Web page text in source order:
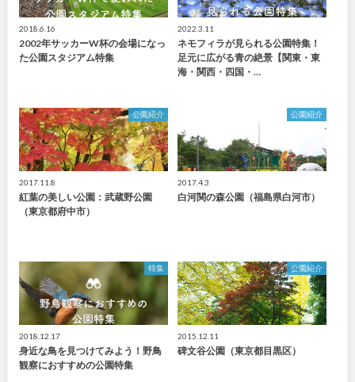
特徴で探す
2018.6.16
2002年サッカーW杯の会場になっ
た公園スタジアム特集
2022.3.11
ネモフィラが見られる公園特集！
足元に広がる青の絶景【関東・東
海・関西・四国・…
公園紹介
2017.11.8
紅葉の美しい公園：武蔵野公園
（東京都府中市）
公園紹介
2017.4.3
白河関の森公園（福島県白河市）
特集
2018.12.17
身近な鳥を見つけてみよう！野鳥
観察におすすめの公園特集
公園紹介
2015.12.11
碑文谷公園（東京都目黒区）